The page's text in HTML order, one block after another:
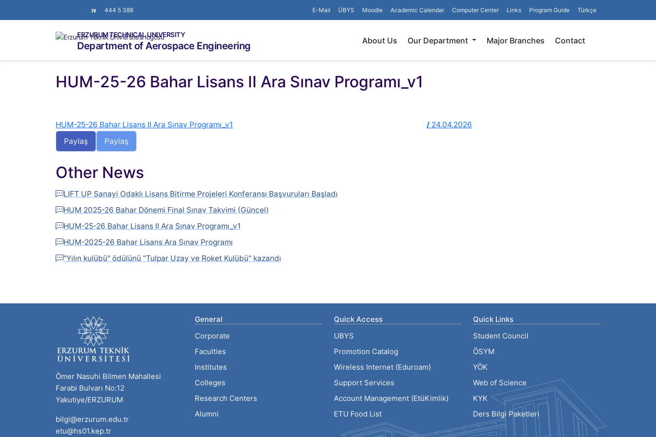
444 5 388 E-Mail ÜBYS Moodle Academic Calendar Computer Center Links Program Guide Türkçe
ERZURUM TECHNICAL UNIVERSITY
Department of Aerospace Engineering About Us Our Department Major Branches Contact
HUM-25-26 Bahar Lisans II Ara Sınav Programı_v1
HUM-25-26 Bahar Lisans II Ara Sınav Programı_v1 / 24.04.2026
Paylaş
Paylaş
Other News
LIFT UP Sanayi Odaklı Lisans Bitirme Projeleri Konferansı Başvuruları Başladı
HUM 2025-26 Bahar Dönemi Final Sınav Takvimi (Güncel)
HUM-25-26 Bahar Lisans II Ara Sınav Programı_v1
HUM-2025-26 Bahar Lisans Ara Sınav Programı
"Yılın kulübü" ödülünü "Tulpar Uzay ve Roket Kulübü" kazandı
Ömer Nasuhi Bilmen Mahallesi
Farabi Bulvarı No:12
Yakutiye/ERZURUM
bilgi@erzurum.edu.tr
etu@hs01.kep.tr
General
Corporate
Faculties
Institutes
Colleges
Research Centers
Alumni
Quick Access
UBYS
Promotion Catalog
Wireless Internet (Eduroam)
Support Services
Account Management (EtüKimlik)
ETU Food List
Quick Links
Student Council
ÖSYM
YÖK
Web of Science
KYK
Ders Bilgi Paketleri